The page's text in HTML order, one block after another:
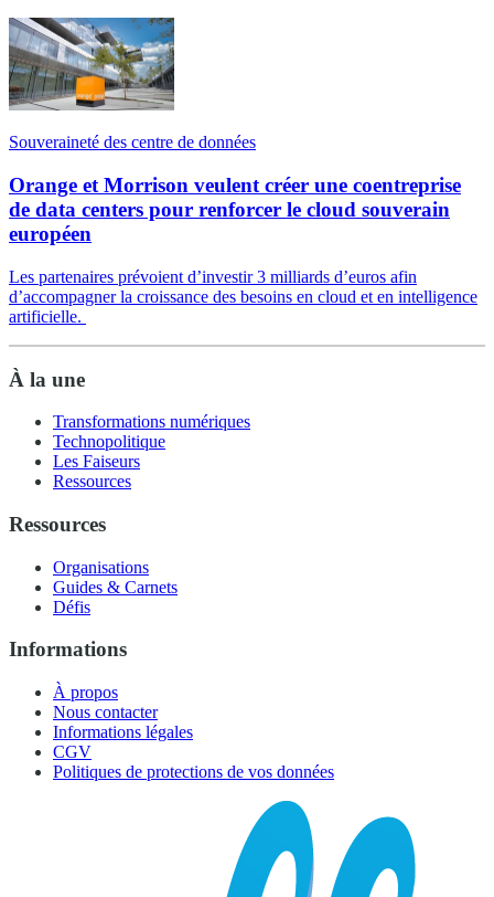
Souveraineté des centre de données
Orange et Morrison veulent créer une coentreprise
de data centers pour renforcer le cloud souverain
européen
Les partenaires prévoient d’investir 3 milliards d’euros afin
d’accompagner la croissance des besoins en cloud et en intelligence
artificielle.
À la une
Transformations numériques
Technopolitique
Les Faiseurs
Ressources
Ressources
Organisations
Guides & Carnets
Défis
Informations
À propos
Nous contacter
Informations légales
CGV
Politiques de protections de vos données